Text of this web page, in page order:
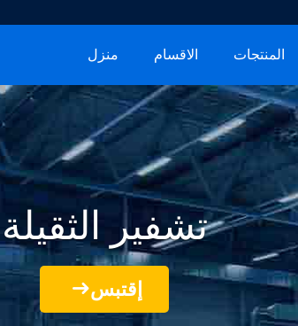
منزل الاقسام المنتجات
تشفير الثقيلة
إقتبس